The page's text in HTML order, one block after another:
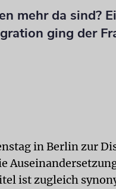
mehr da sind?
ging der
in Berlin zur
ist zugleich